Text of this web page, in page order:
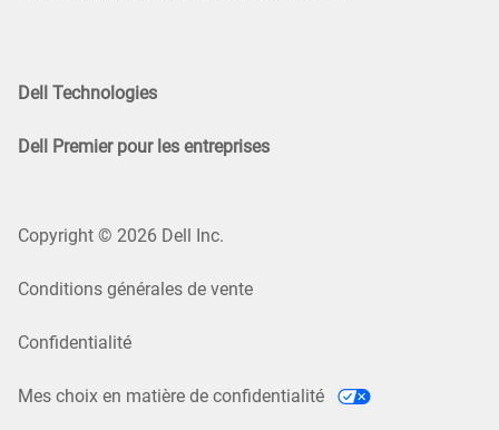
Dell Technologies
Dell Premier pour les entreprises
Copyright © 2026 Dell Inc.
Conditions générales de vente
Confidentialité
Mes choix en matière de confidentialité